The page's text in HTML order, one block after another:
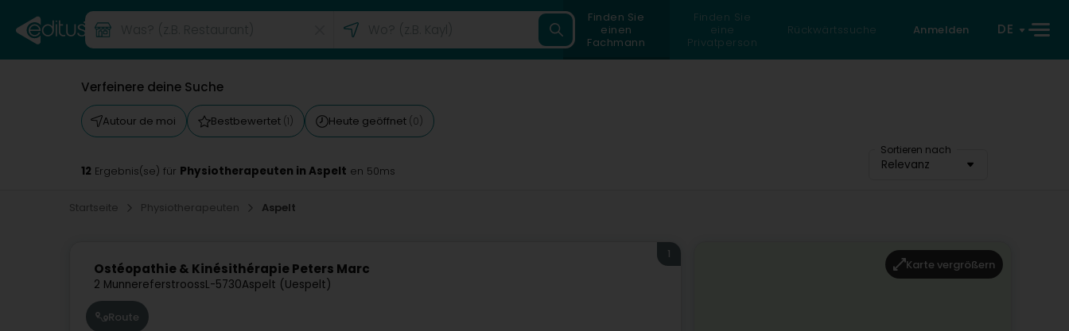
Finden Sie
einen
Fachmann
Finden Sie
eine
Privatperson
Rückwärtssuche Anmelden DE
Verfeinere deine Suche
Autour de moi Bestbewertet (1) Heute geöffnet (0)
Sortieren nach
Relevanz
12 Ergebnis(se) für Physiotherapeuten in Aspelt en 50ms
Startseite Physiotherapeuten Aspelt
Ostéopathie & Kinésithérapie Peters Marc
2 MunnereferstroossL-5730Aspelt (Uespelt)
1
Route
Karte vergrößern